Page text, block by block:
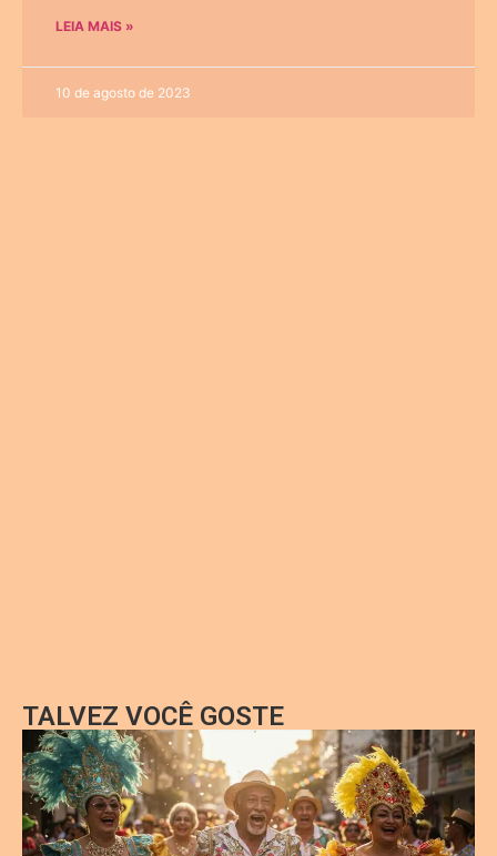
LEIA MAIS »
10 de agosto de 2023
TALVEZ VOCÊ GOSTE